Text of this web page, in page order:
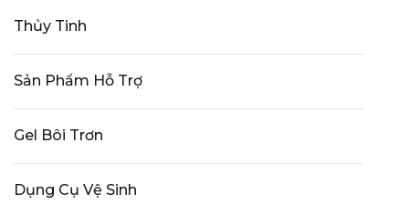
Thủy Tinh
Sản Phẩm Hỗ Trợ
Gel Bôi Trơn
Dụng Cụ Vệ Sinh